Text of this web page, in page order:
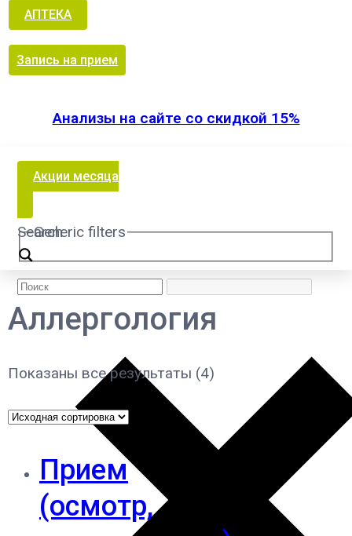
АПТЕКА
Запись на прием
Анализы на сайте со скидкой 15%
Акции месяца
Search
Generic filters
Аллергология
Показаны все результаты (4)
Прием
(осмотр,